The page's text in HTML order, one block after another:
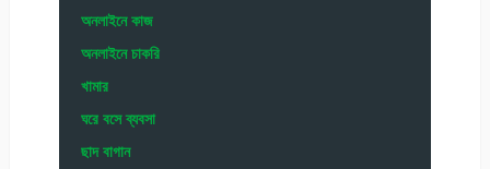
অনলাইনে কাজ
অনলাইনে চাকরি
খামার
ঘরে বসে ব্যবসা
ছাদ বাগান